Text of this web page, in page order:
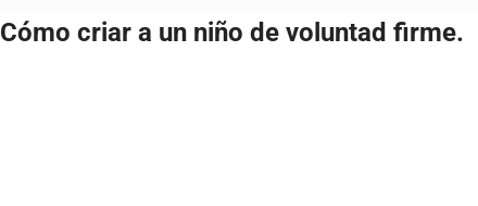
Cómo criar a un niño de voluntad firme.